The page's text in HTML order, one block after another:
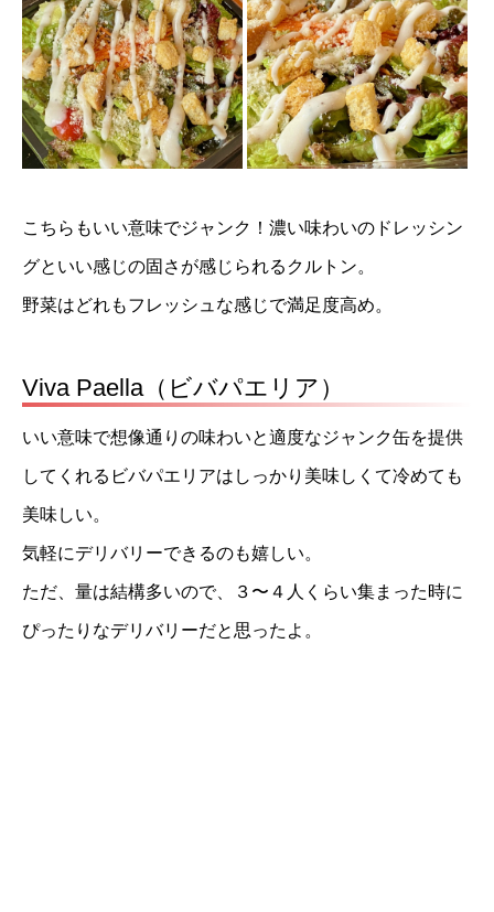
こちらもいい意味でジャンク！濃い味わいのドレッシン
グといい感じの固さが感じられるクルトン。
野菜はどれもフレッシュな感じで満足度高め。
Viva Paella（ビバパエリア）
いい意味で想像通りの味わいと適度なジャンク缶を提供
してくれるビバパエリアはしっかり美味しくて冷めても
美味しい。
気軽にデリバリーできるのも嬉しい。
ただ、量は結構多いので、３〜４人くらい集まった時に
ぴったりなデリバリーだと思ったよ。